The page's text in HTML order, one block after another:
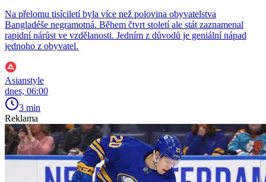
Na přelomu tisíciletí byla více než polovina obyvatelstva
Bangladéše negramotná. Během čtvrt století ale stát zaznamenal
rapidní nárůst ve vzdělanosti. Jedním z důvodů je geniální nápad
jednoho z obyvatel.
Asianstyle
dnes, 06:00
3 min
Reklama